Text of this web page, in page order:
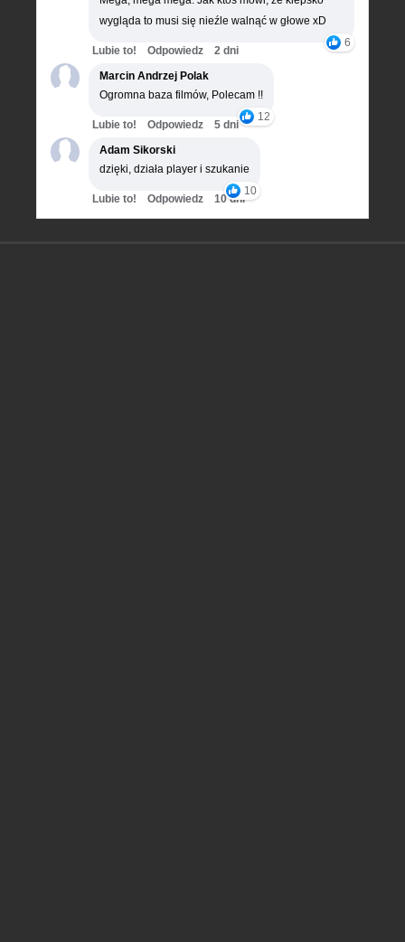
wygląda to musi się nieźle walnąć w głowe xD
6
Lubie to! Odpowiedz
2 dni
Marcin Andrzej Polak
Ogromna baza filmów, Polecam !!
12
Lubie to! Odpowiedz
5 dni
Adam Sikorski
dzięki, działa player i szukanie
10
Lubie to! Odpowiedz 10 dni